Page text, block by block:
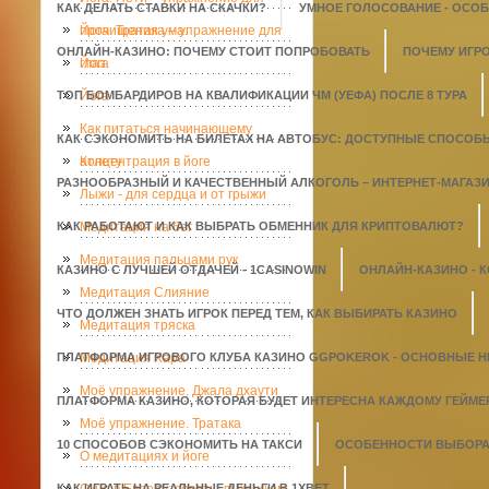
КАК ДЕЛАТЬ СТАВКИ НА СКАЧКИ? УМНОЕ ГОЛОСОВАНИЕ -
ОНЛАЙН-КАЗИНО: ПОЧЕМУ СТОИТ ПОПРОБОВАТЬ ПОЧЕМУ
ТОП БОМБАРДИРОВ НА КВАЛИФИКАЦИИ ЧМ (УЕФА) ПОСЛЕ 8 ТУРА
КАК СЭКОНОМИТЬ НА БИЛЕТАХ НА АВТОБУС: ДОСТУПНЫЕ
РАЗНООБРАЗНЫЙ И КАЧЕСТВЕННЫЙ АЛКОГОЛЬ – ИНТЕРНЕТ-
КАК РАБОТАЮТ И КАК ВЫБРАТЬ ОБМЕННИК ДЛЯ КРИПТОВАЛЮТ?
КАЗИНО С ЛУЧШЕЙ ОТДАЧЕЙ - 1СASINOWIN ОНЛАЙН-КАЗИНО -
ЧТО ДОЛЖЕН ЗНАТЬ ИГРОК ПЕРЕД ТЕМ, КАК ВЫБИРАТЬ КАЗИНО
ПЛАТФОРМА ИГРОВОГО КЛУБА КАЗИНО GGPOKEROK -
ПЛАТФОРМА КАЗИНО, КОТОРАЯ БУДЕТ ИНТЕРЕСНА КАЖДОМУ
10 СПОСОБОВ СЭКОНОМИТЬ НА ТАКСИ ОСОБЕННОСТИ
прочищения ума.
Йога. Тратака – упражнение для
глаз
Йога
Йога
Как питаться начинающему
атлету
Концентрация в йоге
Лыжи - для сердца и от грыжи
Медитация на бег
Медитация пальцами рук
Медитация Слияние
Медитация тряска
Медитация Хара
Моё упражнение. Джала дхаути
Моё упражнение. Тратака
О медитациях и йоге